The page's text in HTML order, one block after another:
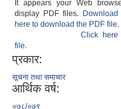
It appears your Web
display PDF files.
here to download the PDF file.
Click
file.
प्रकार:
सूचना तथा समाचार
आर्थिक वर्ष:
०७८/०७९